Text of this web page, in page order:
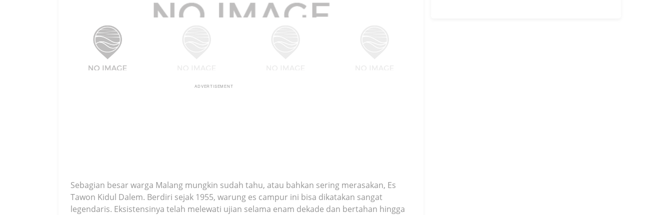
ADVERTISEMENT
Sebagian besar warga Malang mungkin sudah tahu, atau bahkan sering merasakan, Es
Tawon Kidul Dalem. Berdiri sejak 1955, warung es campur ini bisa dikatakan sangat
legendaris. Eksistensinya telah melewati ujian selama enam dekade dan bertahan hingga